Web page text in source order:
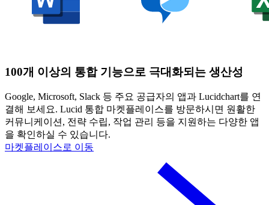
100개 이상의 통합 기능으로 극대화되는 생산성
Google, Microsoft, Slack 등 주요 공급자의 앱과 Lucidchart를 연
결해 보세요. Lucid 통합 마켓플레이스를 방문하시면 원활한
커뮤니케이션, 전략 수립, 작업 관리 등을 지원하는 다양한 앱
을 확인하실 수 있습니다.
마켓플레이스로 이동